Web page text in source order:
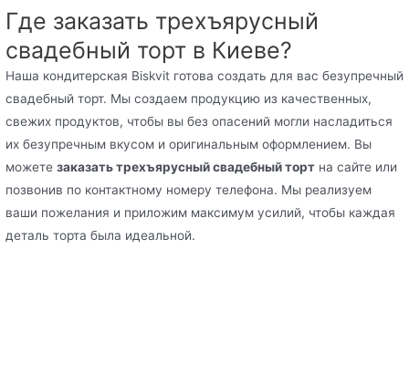
Где заказать трехъярусный
свадебный торт в Киеве?
Наша кондитерская Biskvit готова создать для вас безупречный
свадебный торт. Мы создаем продукцию из качественных,
свежих продуктов, чтобы вы без опасений могли насладиться
их безупречным вкусом и оригинальным оформлением. Вы
можете заказать трехъярусный свадебный торт на сайте или
позвонив по контактному номеру телефона. Мы реализуем
ваши пожелания и приложим максимум усилий, чтобы каждая
деталь торта была идеальной.